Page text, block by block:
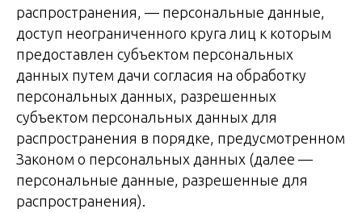
распространения, — персональные данные,
доступ неограниченного круга лиц к которым
предоставлен субъектом персональных
данных путем дачи согласия на обработку
персональных данных, разрешенных
субъектом персональных данных для
распространения в порядке, предусмотренном
Законом о персональных данных (далее —
персональные данные, разрешенные для
распространения).